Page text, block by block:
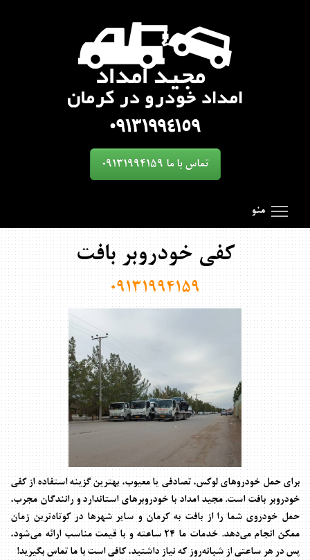
تماس با ما 09131994159
Search Results for 'toggle'
منو
کفی خودروبر بافت
09131994159
برای حمل خودروهای لوکس، تصادفی یا معیوب، بهترین گزینه استفاده از کفی
خودروبر بافتاست.مجید امدادبا خودروبرهای استاندارد و رانندگان مجرب،
حمل خودروی شما را از بافت به کرمان و سایر شهرها در کوتاه‌ترین زمان
ممکن انجام می‌دهد. خدمات ما ۲۴ ساعته و با قیمت مناسب ارائه می‌شود،
پس در هر ساعتی از شبانه‌روز که نیاز داشتید، کافی است با ما تماس بگیرید!